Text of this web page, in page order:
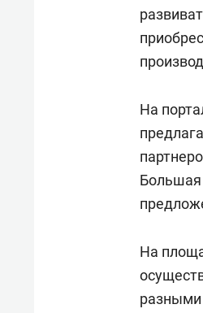
На
Большая
На
разными
Как ГК «МИР
создают оазис
комфорта под